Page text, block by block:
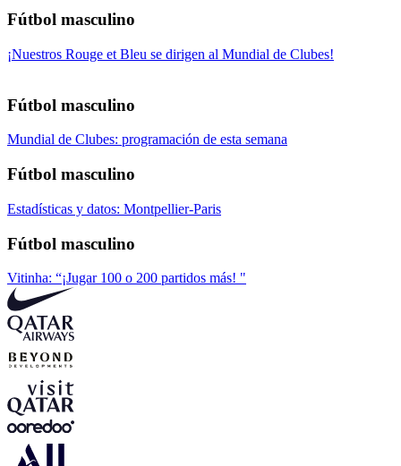
Fútbol masculino
¡Nuestros Rouge et Bleu se dirigen al Mundial de Clubes!
Fútbol masculino
Mundial de Clubes: programación de esta semana
Fútbol masculino
Estadísticas y datos: Montpellier-Paris
Fútbol masculino
Vitinha: “¡Jugar 100 o 200 partidos más! "